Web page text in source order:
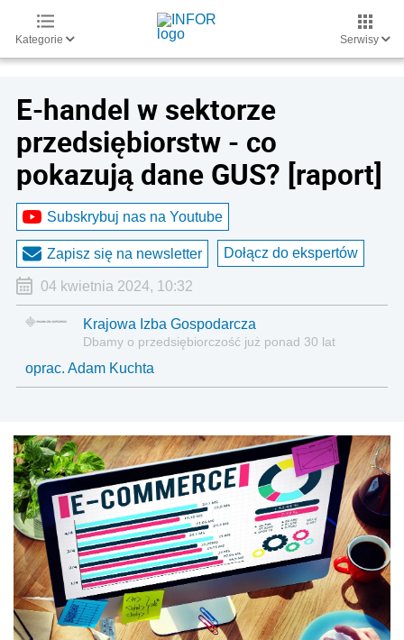
Kategorie Serwisy
E-handel w sektorze
przedsiębiorstw - co
pokazują dane GUS? [raport]
Subskrybuj nas na Youtube
Zapisz się na newsletter Dołącz do ekspertów
04 kwietnia 2024, 10:32
Krajowa Izba Gospodarcza
Dbamy o przedsiębiorczość już ponad 30 lat
oprac. Adam Kuchta